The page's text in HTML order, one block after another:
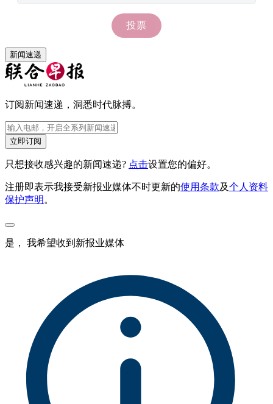
新闻速递
订阅新闻速递，洞悉时代脉搏。
立即订阅
只想接收感兴趣的新闻速递? 点击设置您的偏好。
注册即表示我接受新报业媒体不时更新的使用条款及个人资料
保护声明 。
是， 我希望收到新报业媒体